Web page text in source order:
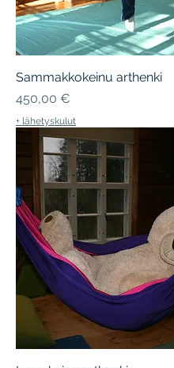
Sammakkokeinu arthenki
Hinta
450,00 €
+ lähetyskulut